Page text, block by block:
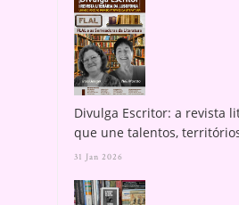
Divulga Escritor: a revista
que une talentos,
31 Jan 2026